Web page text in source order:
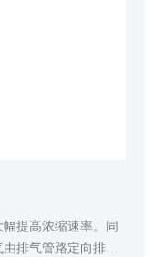
提高浓缩速率。同
排气管路定向排